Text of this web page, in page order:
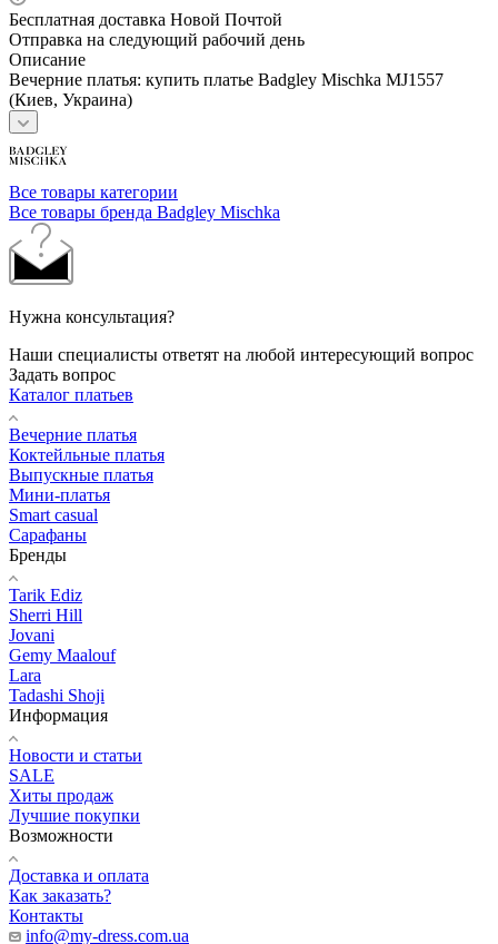
Бесплатная доставка Новой Почтой
Отправка на следующий рабочий день
Описание
Вечерние платья: купить платье Badgley Mischka MJ1557
(Киев, Украина)
Все товары категории
Все товары бренда Badgley Mischka
Нужна консультация?
Наши специалисты ответят на любой интересующий вопрос
Задать вопрос
Каталог платьев
Вечерние платья
Коктейльные платья
Выпускные платья
Мини-платья
Smart casual
Сарафаны
Бренды
Tarik Ediz
Sherri Hill
Jovani
Gemy Maalouf
Lara
Tadashi Shoji
Информация
Новости и статьи
SALE
Хиты продаж
Лучшие покупки
Возможности
Доставка и оплата
Как заказать?
Контакты
info@my-dress.com.ua